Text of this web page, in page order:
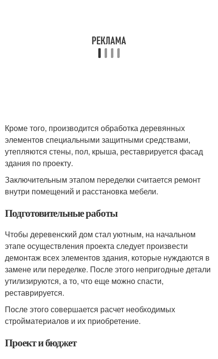
Кроме того, производится обработка деревянных
элементов специальными защитными средствами,
утепляются стены, пол, крыша, реставрируется фасад
здания по проекту.
Заключительным этапом переделки считается ремонт
внутри помещений и расстановка мебели.
Подготовительные работы
Чтобы деревенский дом стал уютным, на начальном
этапе осуществления проекта следует произвести
демонтаж всех элементов здания, которые нуждаются в
замене или переделке. После этого непригодные детали
утилизируются, а то, что еще можно спасти,
реставрируется.
После этого совершается расчет необходимых
стройматериалов и их приобретение.
Проект и бюджет